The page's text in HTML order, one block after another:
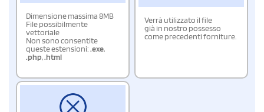
Dimensione massima 8MB
File possibilmente
vettoriale
Non sono consentite
queste estensioni:.exe,
.php,.html
Verrà utilizzato il file
già in nostro possesso
come precedenti forniture.